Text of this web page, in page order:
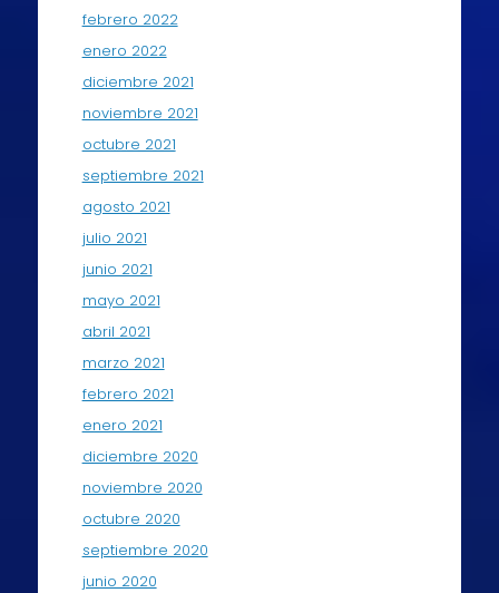
febrero 2022
enero 2022
diciembre 2021
noviembre 2021
octubre 2021
septiembre 2021
agosto 2021
julio 2021
junio 2021
mayo 2021
abril 2021
marzo 2021
febrero 2021
enero 2021
diciembre 2020
noviembre 2020
octubre 2020
septiembre 2020
junio 2020